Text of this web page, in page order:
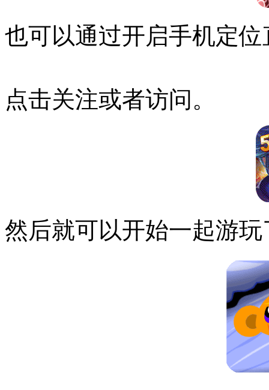
也可以通过开启手机定
点击关注或者访问。
然后就可以开始一起游玩